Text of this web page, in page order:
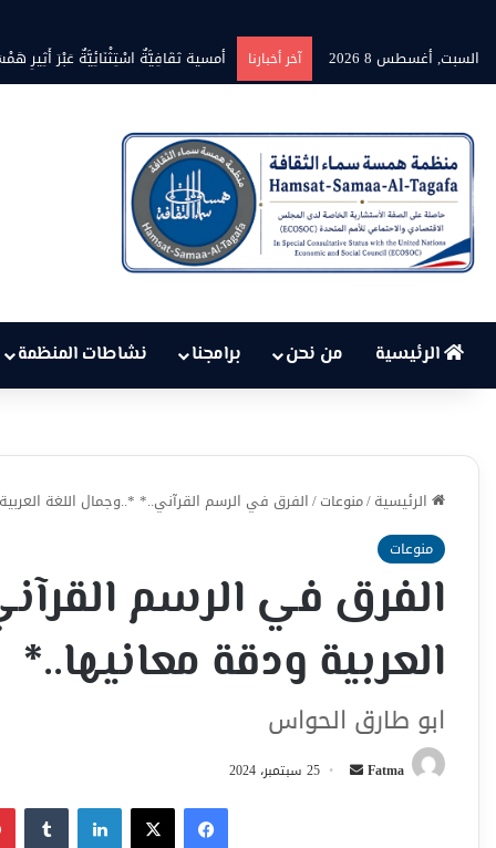
السبت, أغسطس 8 2026 آخر أخبارنا بين حرارة السماء وعجز البنية
الرئيسية من نحن برامجنا نشاطات المنظمة
الرئيسية/منوعات/الفرق في الرسم القرآني..* *..وجمال اللغة
منوعات
الفرق في الرسم
العربية ودقة معانيها..*
ابو طارق الحواس
Fatma
أرسل 25 سبتمبر، 2024
فيسبوك‫X لينكدإن